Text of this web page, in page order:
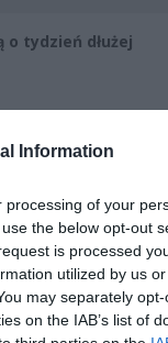
Information
of your
the below opt-out
is processed
utilized by us
may separately
on the IAB’s list of
tydzień dłużej
ile może
2700 zł